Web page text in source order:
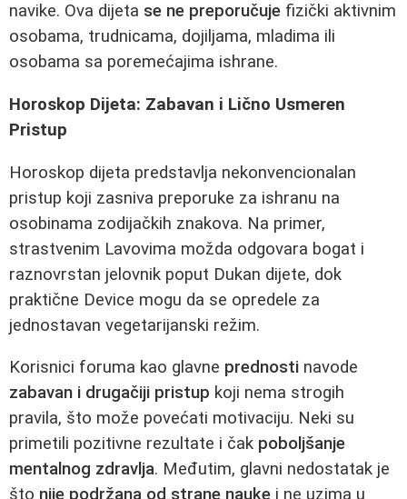
navike. Ova dijeta se ne preporučuje fizički aktivnim
osobama, trudnicama, dojiljama, mladima ili
osobama sa poremećajima ishrane.
Horoskop Dijeta: Zabavan i Lično Usmeren
Pristup
Horoskop dijeta predstavlja nekonvencionalan
pristup koji zasniva preporuke za ishranu na
osobinama zodijačkih znakova. Na primer,
strastvenim Lavovima možda odgovara bogat i
raznovrstan jelovnik poput Dukan dijete, dok
praktične Device mogu da se opredele za
jednostavan vegetarijanski režim.
Korisnici foruma kao glavne prednosti navode
zabavan i drugačiji pristup koji nema strogih
pravila, što može povećati motivaciju. Neki su
primetili pozitivne rezultate i čak poboljšanje
mentalnog zdravlja. Međutim, glavni nedostatak je
što nije podržana od strane nauke i ne uzima u